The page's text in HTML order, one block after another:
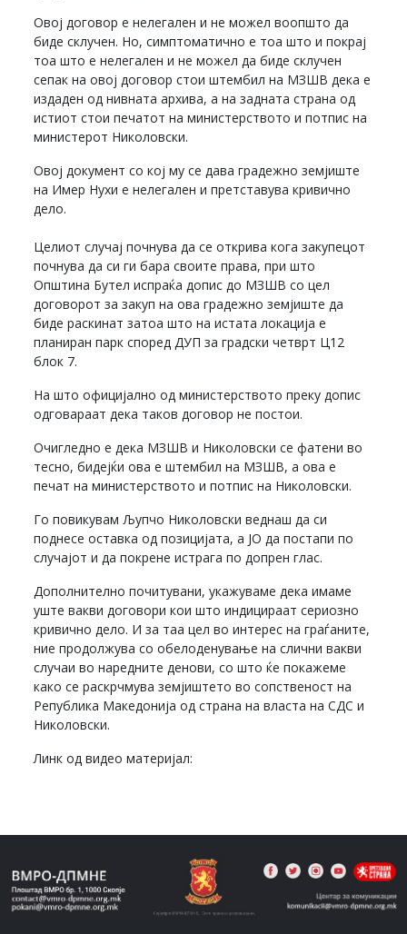
Овој договор е нелегален и не можел воопшто да
биде склучен. Но, симптоматично е тоа што и покрај
тоа што е нелегален и не можел да биде склучен
сепак на овој договор стои штембил на МЗШВ дека е
издаден од нивната архива, а на задната страна од
истиот стои печатот на министерството и потпис на
министерот Николовски.
Овој документ со кој му се дава градежно земјиште
на Имер Нухи е нелегален и претставува кривично
дело.
Целиот случај почнува да се открива кога закупецот
почнува да си ги бара своите права, при што
Општина Бутел испраќа допис до МЗШВ со цел
договорот за закуп на ова градежно земјиште да
биде раскинат затоа што на истата локација е
планиран парк според ДУП за градски четврт Ц12
блок 7.
На што официјално од министерството преку допис
одговараат дека таков договор не постои.
Очигледно е дека МЗШВ и Николовски се фатени во
тесно, бидејќи ова е штембил на МЗШВ, а ова е
печат на министерството и потпис на Николовски.
Го повикувам Љупчо Николовски веднаш да си
поднесе оставка од позицијата, а ЈО да постапи по
случајот и да покрене истрага по допрен глас.
Дополнително почитувани, укажуваме дека имаме
уште вакви договори кои што индицираат сериозно
кривично дело. И за таа цел во интерес на граѓаните,
ние продолжува со обелоденување на слични вакви
случаи во наредните денови, со што ќе покажеме
како се раскрчмува земјиштето во сопственост на
Република Македонија од страна на власта на СДС и
Николовски.
Линк од видео материјал: